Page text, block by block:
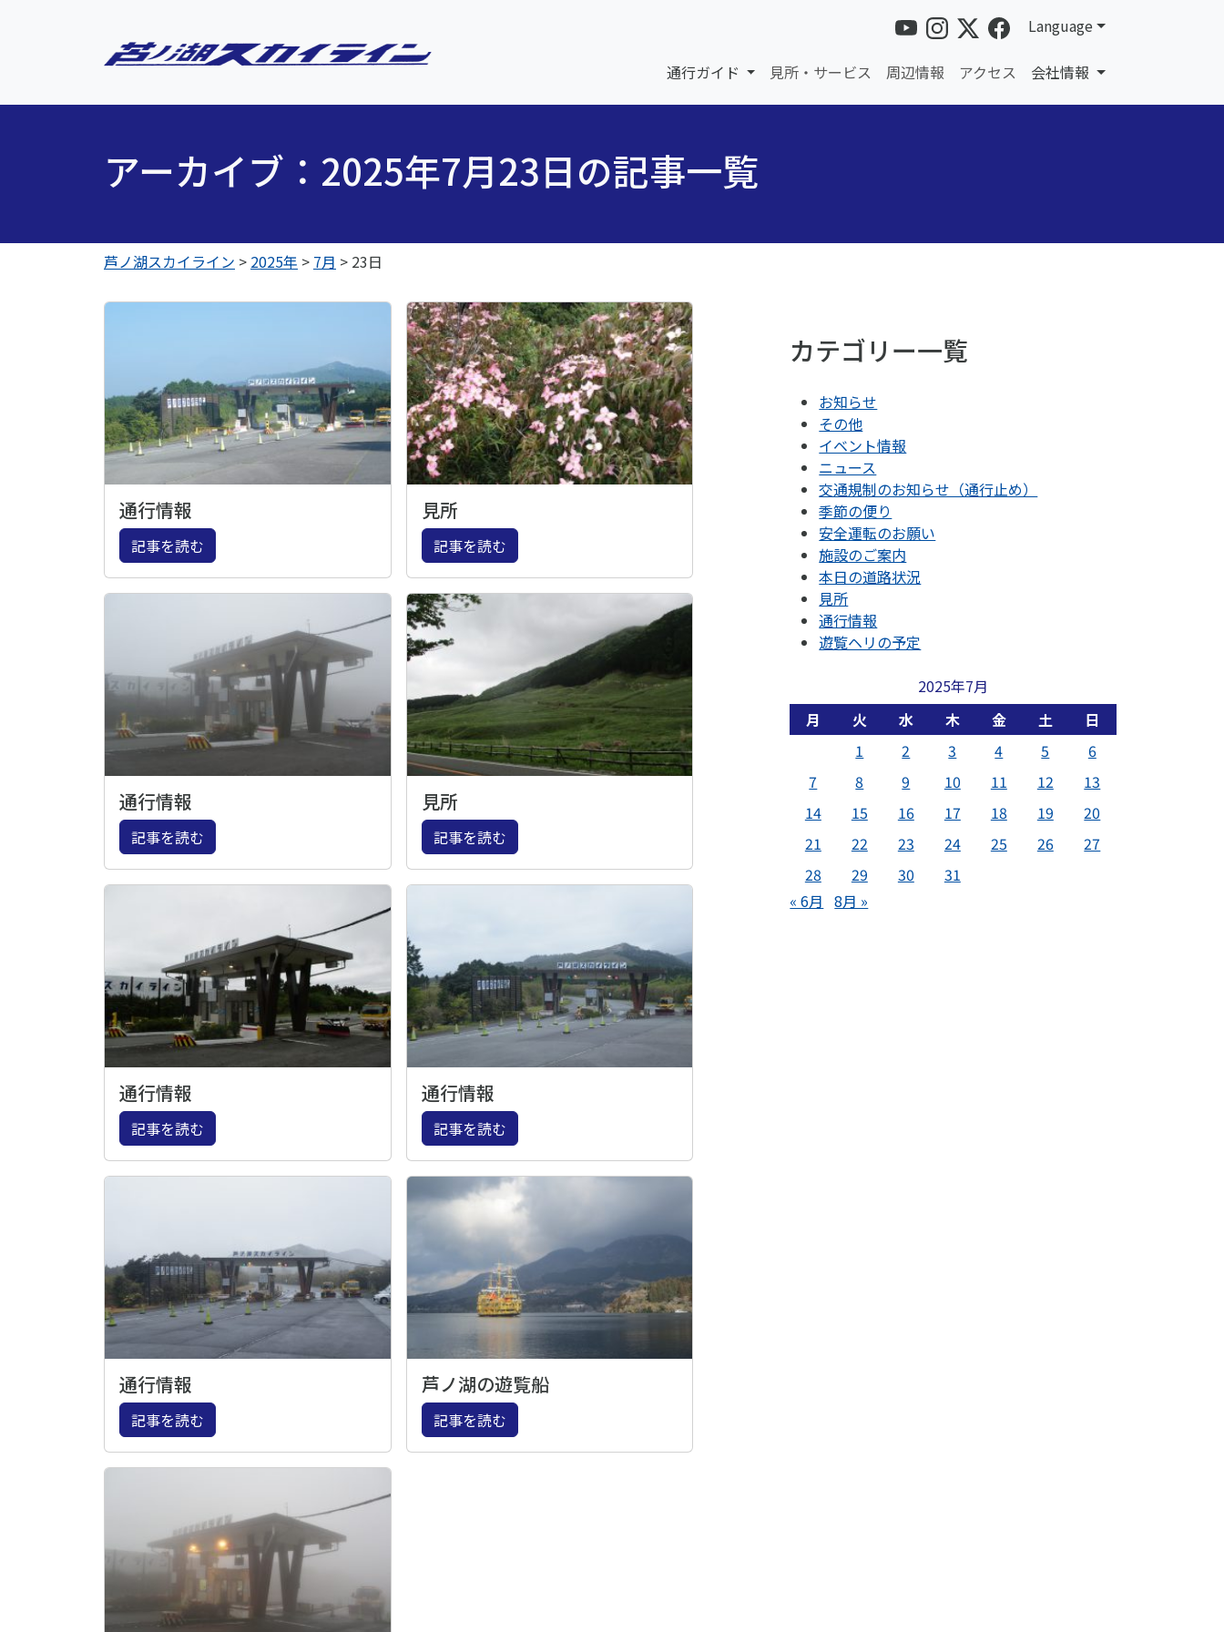
Language
通行ガイド 見所・サービス 周辺情報 アクセス 会社情報
アーカイブ：2025年7月23日の記事一覧
芦ノ湖スカイライン > 2025年 > 7月 > 23日
通行情報
記事を読む
見所
記事を読む
通行情報
記事を読む
見所
記事を読む
通行情報
記事を読む
通行情報
記事を読む
通行情報
記事を読む
芦ノ湖の遊覧船
記事を読む
カテゴリー一覧
お知らせ
その他
イベント情報
ニュース
交通規制のお知らせ（通行止め）
季節の便り
安全運転のお願い
施設のご案内
本日の道路状況
見所
通行情報
遊覧ヘリの予定
2025年7月
月
火 水 木 金 土
日
1
2 3 4 5
6
7
8 9 10 11 12
13
14
15 16 17 18 19
20
21
22 23 24 25 26
27
28
29 30
31
« 6月 8月 »